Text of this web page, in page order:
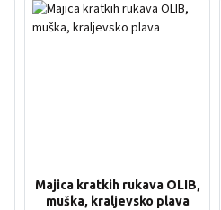
Majica kratkih rukava OLIB,
muška, kraljevsko plava